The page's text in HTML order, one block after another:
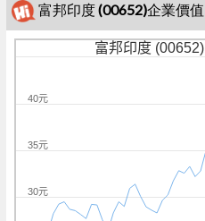
富邦印度 (00652)企業價值
富邦印度 (00652)
30元
35元
40元